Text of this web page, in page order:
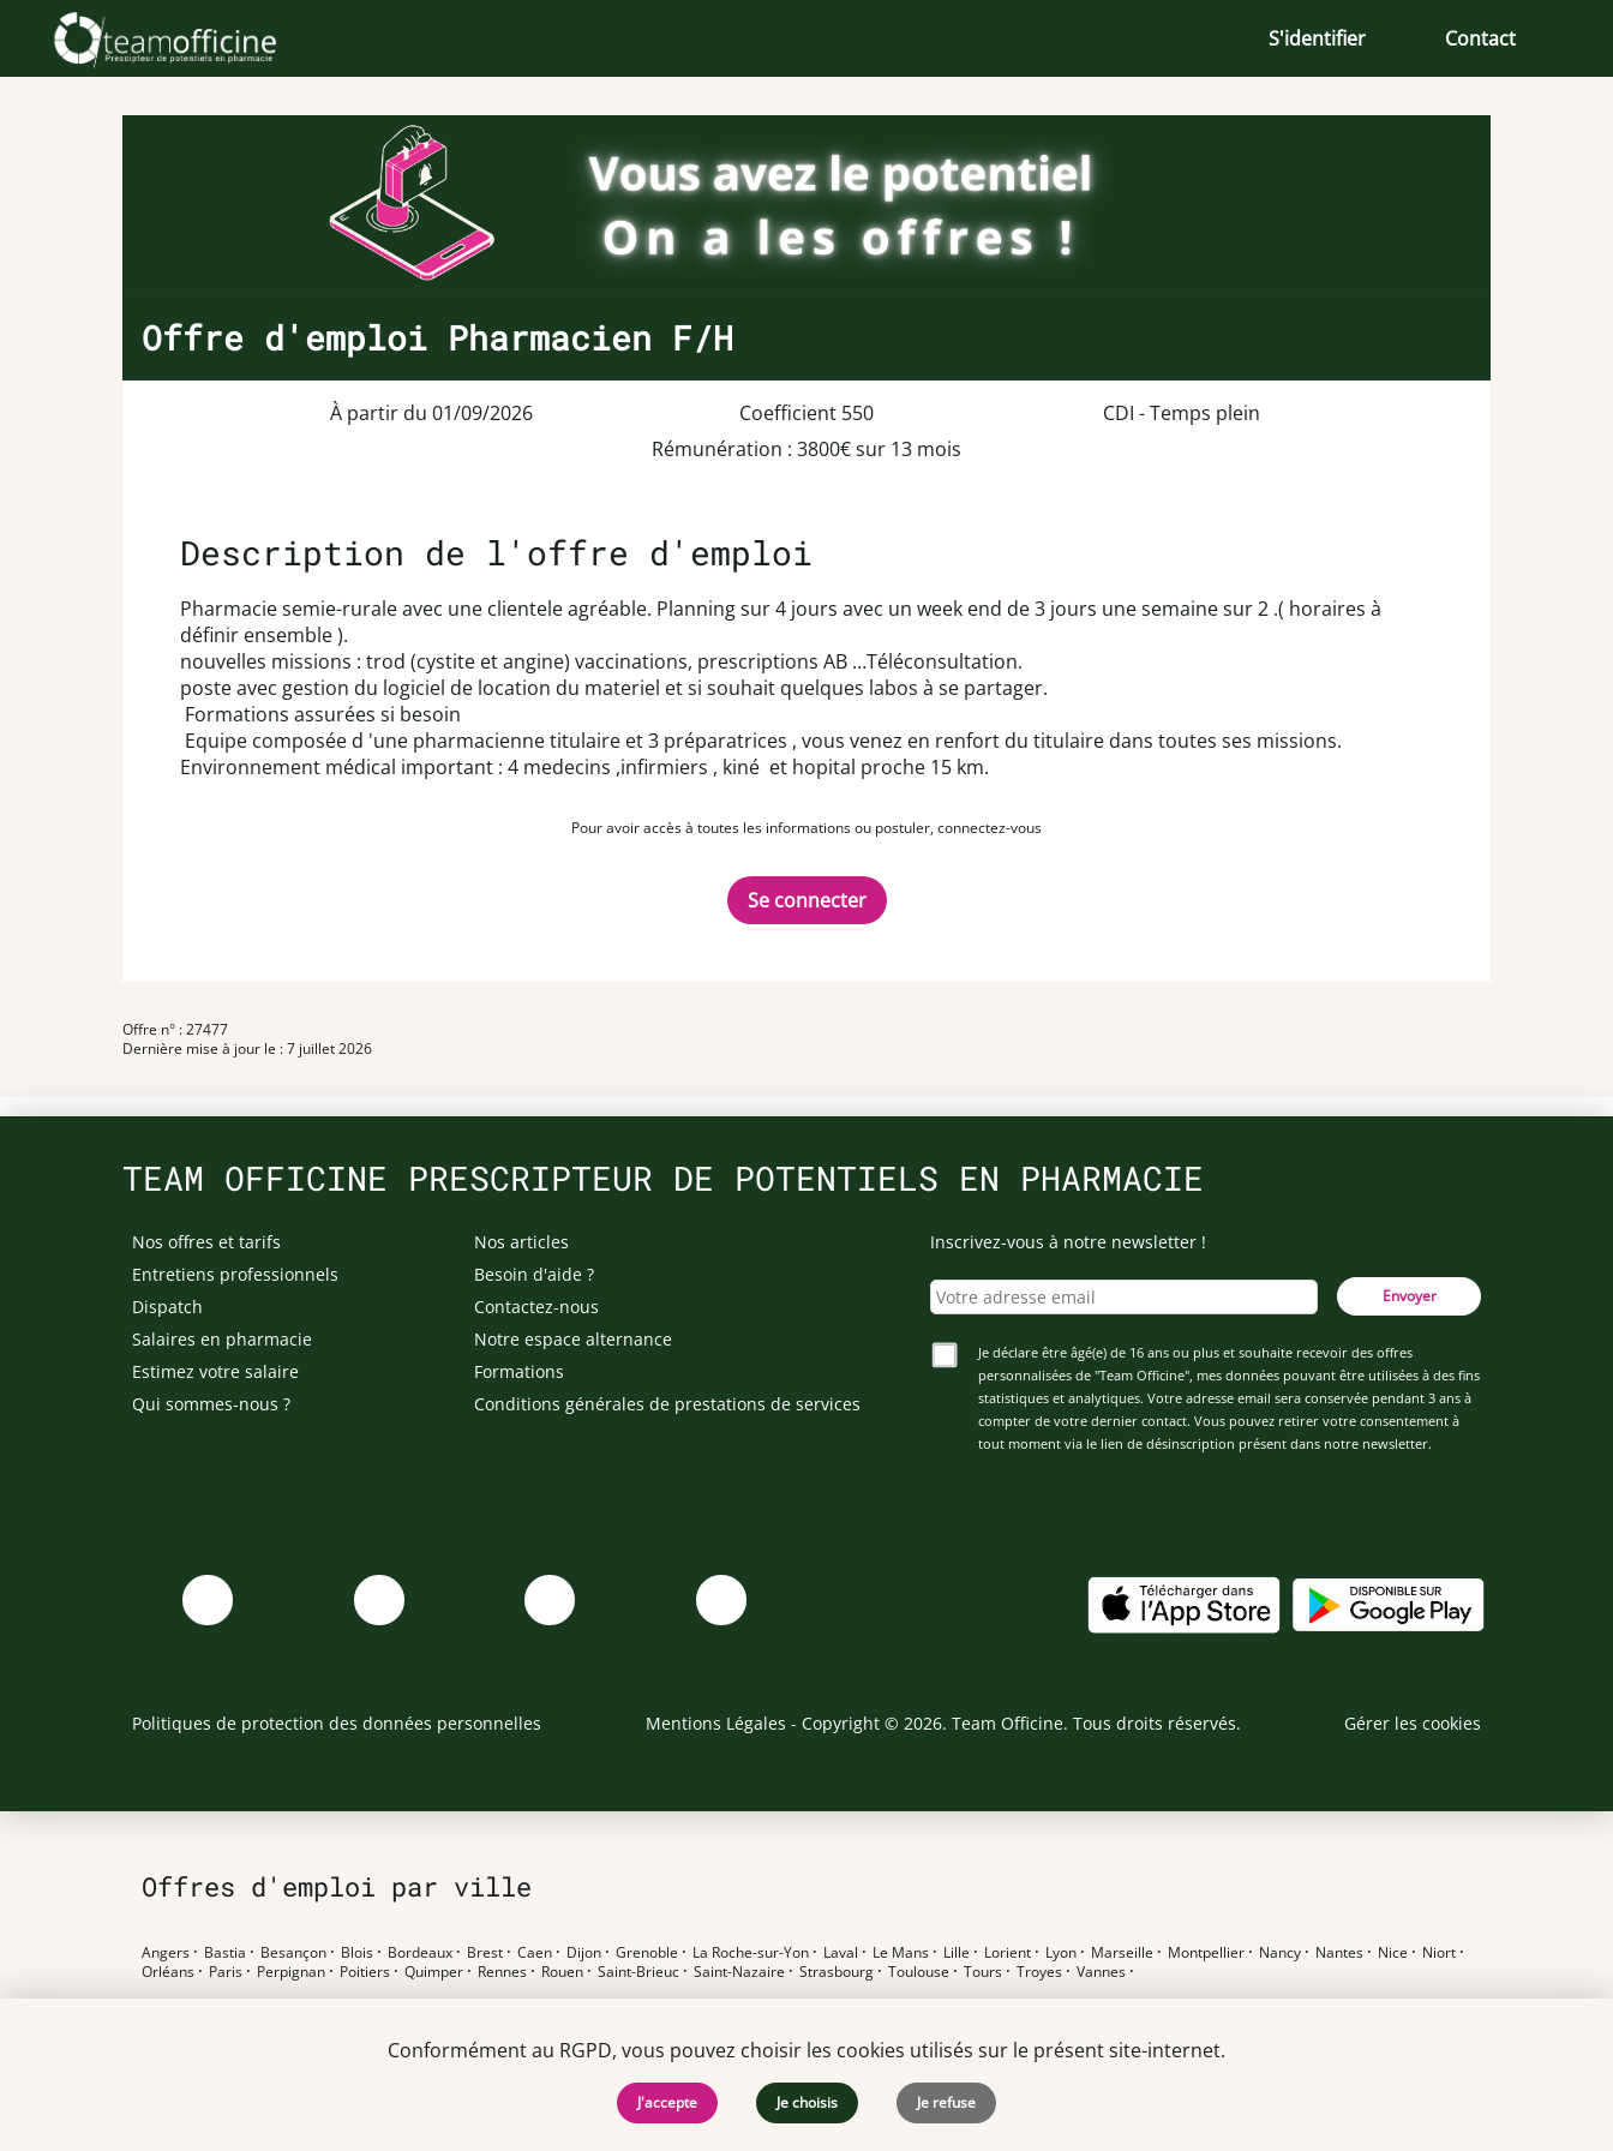
S'identifier Contact
Offre d'emploi Pharmacien F/H
À partir du 01/09/2026
Coefficient 550
Rémunération : 3800€ sur 13 mois
CDI - Temps plein
Description de l'offre d'emploi
Pharmacie semie-rurale avec une clientele agréable. Planning sur 4 jours avec un week end de 3 jours une semaine sur 2 .( horaires à
définir ensemble ).
nouvelles missions : trod (cystite et angine) vaccinations, prescriptions AB …Téléconsultation.
poste avec gestion du logiciel de location du materiel et si souhait quelques labos à se partager.
Formations assurées si besoin
Equipe composée d 'une pharmacienne titulaire et 3 préparatrices , vous venez en renfort du titulaire dans toutes ses missions.
Environnement médical important : 4 medecins ,infirmiers , kiné et hopital proche 15 km.
Pour avoir accès à toutes les informations ou postuler, connectez-vous
Se connecter
Offre n° : 27477
Dernière mise à jour le : 7 juillet 2026
TEAM OFFICINE PRESCRIPTEUR DE POTENTIELS EN PHARMACIE
Nos offres et tarifs
Entretiens professionnels
Dispatch
Salaires en pharmacie
Estimez votre salaire
Qui sommes-nous ?
Nos articles
Besoin d'aide ?
Contactez-nous
Notre espace alternance
Formations
Conditions générales de prestations de services
Inscrivez-vous à notre newsletter !
Envoyer
Je déclare être âgé(e) de 16 ans ou plus et souhaite recevoir des offres
personnalisées de "Team Officine", mes données pouvant être utilisées à des fins
statistiques et analytiques. Votre adresse email sera conservée pendant 3 ans à
compter de votre dernier contact. Vous pouvez retirer votre consentement à
tout moment via le lien de désinscription présent dans notre newsletter.
Politiques de protection des données personnelles Mentions Légales - Copyright © 2026. Team Officine. Tous droits réservés. Gérer les cookies
Offres d'emploi par ville
Angers · Bastia · Besançon · Blois · Bordeaux · Brest · Caen · Dijon · Grenoble · La Roche-sur-Yon · Laval · Le Mans · Lille · Lorient · Lyon · Marseille · Montpellier · Nancy · Nantes · Nice · Niort ·
Orléans · Paris · Perpignan · Poitiers · Quimper · Rennes · Rouen · Saint-Brieuc · Saint-Nazaire · Strasbourg · Toulouse · Tours · Troyes · Vannes ·
Offres d'emploi par poste
Etudiant en pharmacie F/H·Alternant DEUST F/H·
Conformément au RGPD, vous pouvez choisir les cookies utilisés sur le présent site-internet.
J'accepte Je choisis Je refuse